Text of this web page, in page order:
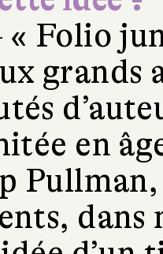
Folio
grands
en
Pullman,